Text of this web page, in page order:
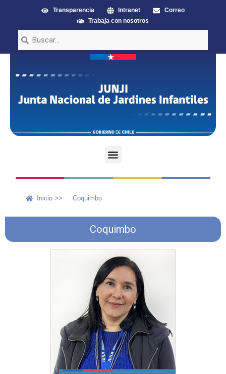
Transparencia Intranet
Correo
Trabaja con nosotros
Inicio >> Coquimbo
Coquimbo